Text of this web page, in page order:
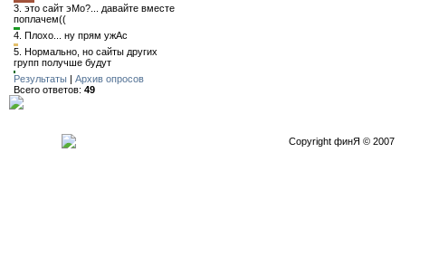
3. это сайт эМо?... давайте вместе
поплачем((
4. Плохо... ну прям ужАс
5. Нормально, но сайты других
групп получше будут
Результаты | Архив опросов
Всего ответов: 49
Copyright финЯ © 2007